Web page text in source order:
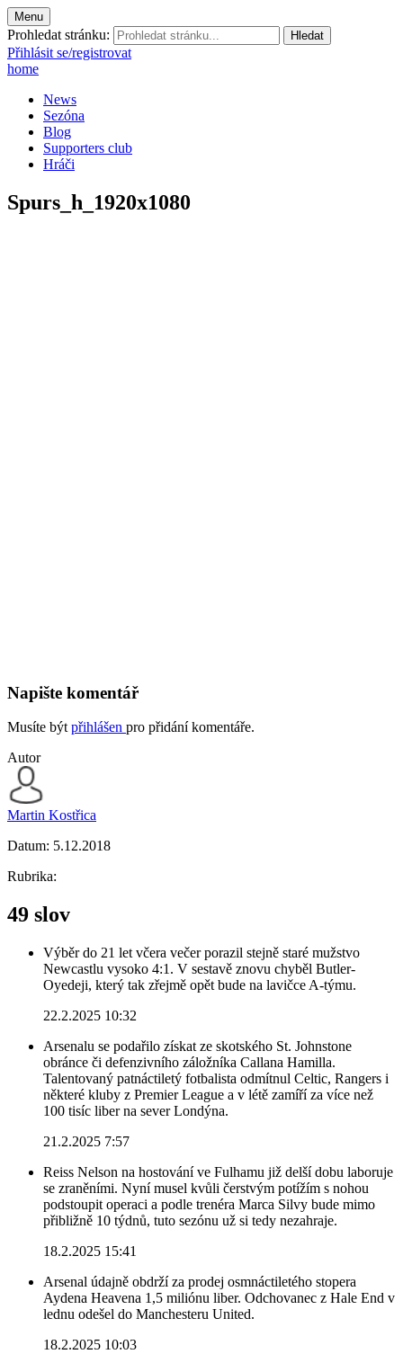
Menu
Prohledat stránku:
Přihlásit se/registrovat
home
News
Sezóna
Blog
Supporters club
Hráči
Spurs_h_1920x1080
Napište komentář
Musíte být přihlášen pro přidání komentáře.
Autor
Martin Kostřica
Datum: 5.12.2018
Rubrika:
49 slov
Výběr do 21 let včera večer porazil stejně staré mužstvo
Newcastlu vysoko 4:1. V sestavě znovu chyběl Butler-
Oyedeji, který tak zřejmě opět bude na lavičce A-týmu.
22.2.2025 10:32
Arsenalu se podařilo získat ze skotského St. Johnstone
obránce či defenzivního záložníka Callana Hamilla.
Talentovaný patnáctiletý fotbalista odmítnul Celtic, Rangers i
některé kluby z Premier League a v létě zamíří za více než
100 tisíc liber na sever Londýna.
21.2.2025 7:57
Reiss Nelson na hostování ve Fulhamu již delší dobu laboruje
se zraněními. Nyní musel kvůli čerstvým potížím s nohou
podstoupit operaci a podle trenéra Marca Silvy bude mimo
přibližně 10 týdnů, tuto sezónu už si tedy nezahraje.
18.2.2025 15:41
Arsenal údajně obdrží za prodej osmnáctiletého stopera
Aydena Heavena 1,5 miliónu liber. Odchovanec z Hale End v
lednu odešel do Manchesteru United.
18.2.2025 10:03